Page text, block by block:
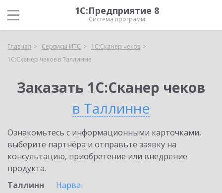
1С:Предприятие 8
Система программ
Главная Сервисы ИТС
1С:Сканер чеков
1С:Сканер чеков в Таллинне
Заказать 1С:Сканер чеков
в Таллинне
Ознакомьтесь с информационными карточками,
выберите партнёра и отправьте заявку на
консультацию, приобретение или внедрение
продукта.
Таллинн
Нарва